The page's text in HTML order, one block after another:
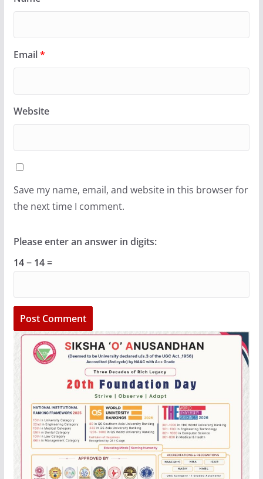
Email*
Website
Save my name, email, and website in this browser for
the next time I comment.
Please enter an answer in digits:
14 − 14 =